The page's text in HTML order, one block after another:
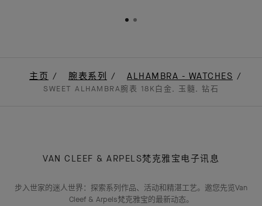
主页 腕表系列 ALHAMBRA - WATCHES
SWEET ALHAMBRA腕表 18K白金, 玉髓, 钻石
VAN CLEEF & ARPELS梵克雅宝电子讯息
步入世家的迷人世界：探索系列作品、活动和精湛工艺。邀您先览Van
Cleef & Arpels梵克雅宝的最新动态。